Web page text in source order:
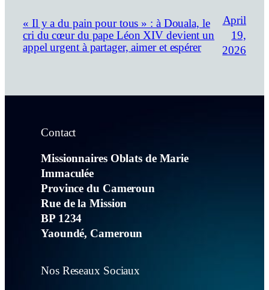
« Il y a du pain pour tous » : à Douala, le
cri du cœur du pape Léon XIV devient un
appel urgent à partager, aimer et espérer
April
19,
2026
Contact
Missionnaires Oblats de Marie
Immaculée
Province du Cameroun
Rue de la Mission
BP 1234
Yaoundé, Cameroun
Nos Reseaux Sociaux